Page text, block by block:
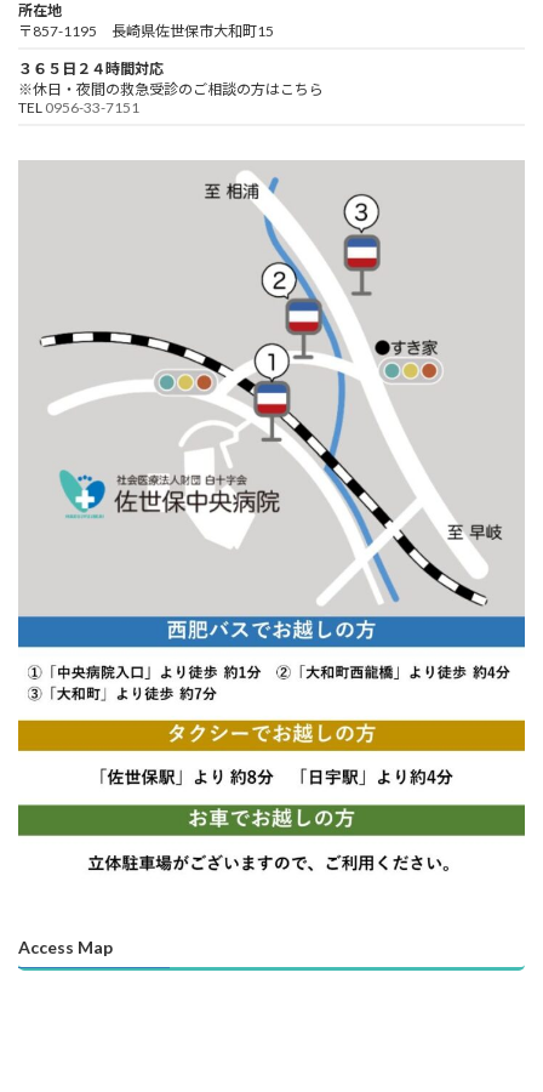
所在地
〒857-1195 長崎県佐世保市大和町15
３６５日２４時間対応
※休日・夜間の救急受診のご相談の方はこちら
TEL 0956-33-7151
Access Map